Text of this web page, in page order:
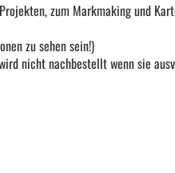
zum Markmaking und
zu sehen sein!)
nicht nachbestellt wenn sie